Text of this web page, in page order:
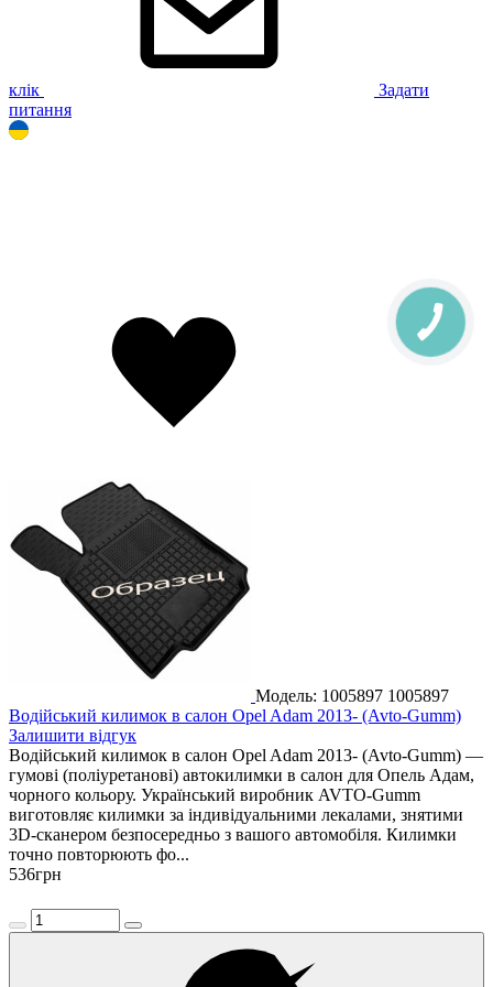
клік
Задати
питання
Модель: 1005897 1005897
Водійський килимок в салон Opel Adam 2013- (Avto-Gumm)
Залишити відгук
Водійський килимок в салон Opel Adam 2013- (Avto-Gumm) —
гумові (поліуретанові) автокилимки в салон для Опель Адам,
чорного кольору. Український виробник AVTO-Gumm
виготовляє килимки за індивідуальними лекалами, знятими
3D-сканером безпосередньо з вашого автомобіля. Килимки
точно повторюють фо...
536грн